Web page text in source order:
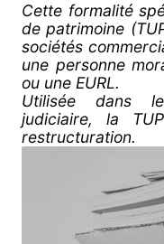
Cette formalité
de patrimoine
sociétés
une personne
ou une EURL.
Utilisée dans
judiciaire, la
restructuration.